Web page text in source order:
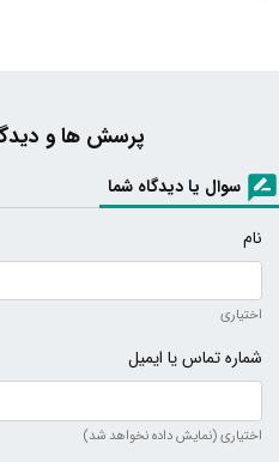
پرسش ها و
سوال یا دیدگاه شما
نام
اختیاری
شماره تماس یا ایمیل
اختیاری (نمایش داده نخواهد شد)